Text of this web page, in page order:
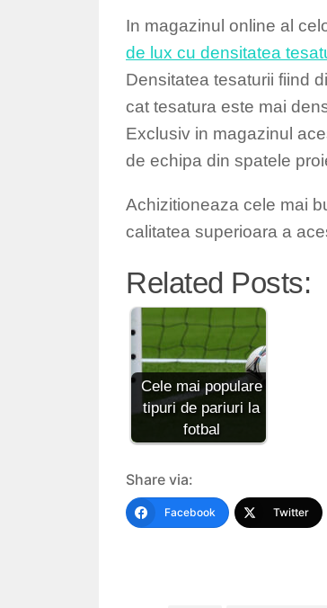
In magazinul online al
de lux cu densitatea
Densitatea tesaturii fiind
cat tesatura este mai
Exclusiv in magazinul
de echipa din spatele
Achizitioneaza cele mai
calitatea superioara a
Related Posts:
Cele mai populare
tipuri de pariuri la
fotbal
Share via:
Facebook Twitter